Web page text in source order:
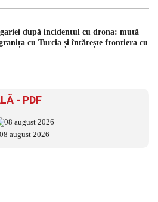
după incidentul cu drona: mută
cu Turcia și întărește frontiera cu
- PDF
08 august 2026